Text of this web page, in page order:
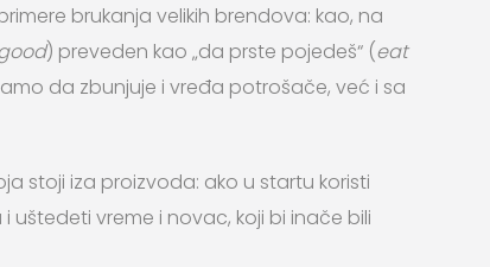
brukanja velikih brendova: kao, na
) preveden kao „da prste pojedeš“ (eat
da zbunjuje i vređa potrošače, već i sa
stoji iza proizvoda: ako u startu koristi
uštedeti vreme i novac, koji bi inače bili